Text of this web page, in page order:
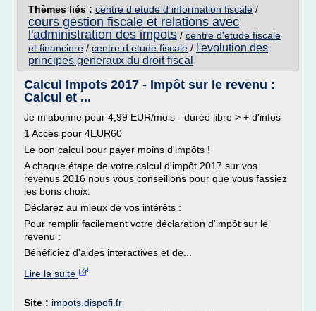
Thèmes liés : centre d etude d information fiscale /
cours gestion fiscale et relations avec
l'administration des impots / centre d'etude fiscale
et financiere / centre d etude fiscale / l'evolution des
principes generaux du droit fiscal
Calcul Impots 2017 - Impôt sur le revenu :
Calcul et ...
Je m'abonne pour 4,99 EUR/mois - durée libre > + d'infos
1 Accès pour 4EUR60
Le bon calcul pour payer moins d'impôts !
A chaque étape de votre calcul d'impôt 2017 sur vos
revenus 2016 nous vous conseillons pour que vous fassiez
les bons choix.
Déclarez au mieux de vos intérêts :
Pour remplir facilement votre déclaration d'impôt sur le
revenu :
Bénéficiez d'aides interactives et de...
Lire la suite
Site : impots.dispofi.fr